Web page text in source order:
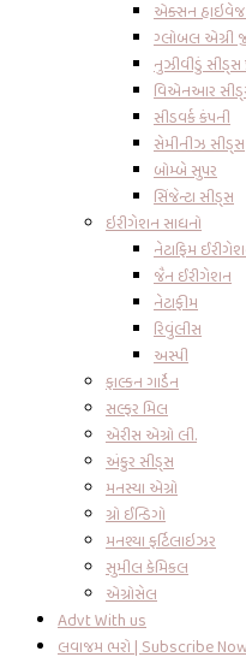
એક્સન હાઇવેજ
ગ્લોબલ એગ્રી
નુઝીવીડું સીડ્સ
વિએનઆર
સીડવર્ક કંપની
સેમીનીઝ સીડ્સ
બોમ્બે સુપર
સિંજેન્ટા સીડ્સ
ઇરીગેશન સાધનો
નેટાફિમ
જૈન ઈરીગેશન
નેટાફીમ
રિવુંલીસ
અસ્પી
ફાલ્કન ગાર્ડેન
સલ્ફર મિલ
એરીસ એગ્રો લી.
અંકુર સીડ્સ
મનસ્યા એગ્રો
ગ્રો ઈન્ડિગો
મનશ્યા ફર્ટિલાઇઝર
સુમીલ કેમિકલ
એગ્રોસેલ
Advt With us
લવાજમ ભરો | Subscribe